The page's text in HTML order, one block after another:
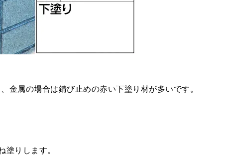
金属の場合は錆び止めの赤い下塗り材が多いです。
りします。